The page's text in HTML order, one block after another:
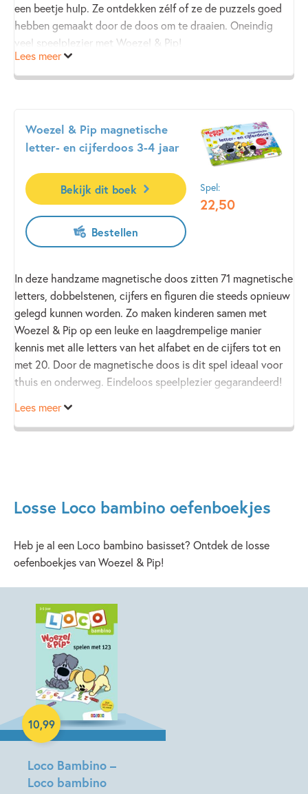
een beetje hulp. Ze ontdekken zélf of ze de puzzels goed
hebben gemaakt door de doos om te draaien. Oneindig
veel speelplezier met Woezel & Pip!
Lees meer
Spel:
22,50
Woezel & Pip magnetische
letter- en cijferdoos 3-4 jaar
Bekijk dit boek
Bestellen
In deze handzame magnetische doos zitten 71 magnetische
letters, dobbelstenen, cijfers en figuren die steeds opnieuw
gelegd kunnen worden. Zo maken kinderen samen met
Woezel & Pip op een leuke en laagdrempelige manier
kennis met alle letters van het alfabet en de cijfers tot en
met 20. Door de magnetische doos is dit spel ideaal voor
thuis en onderweg. Eindeloos speelplezier gegarandeerd!
Lees meer
Losse Loco bambino oefenboekjes
Heb je al een Loco bambino basisset? Ontdek de losse
oefenboekjes van Woezel & Pip!
Loco Bambino –
Loco bambino
10,99
Paperback